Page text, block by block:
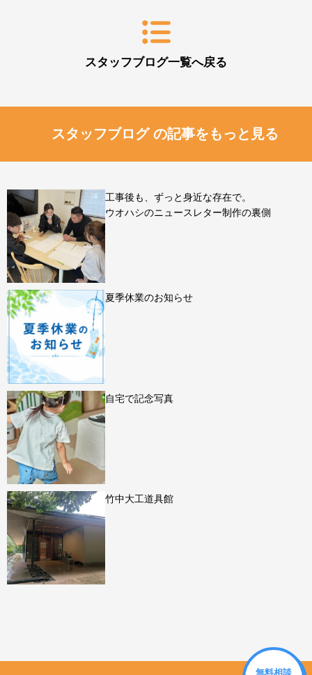
スタッフブログ一覧へ戻る
スタッフブログ の記事をもっと見る
工事後も、ずっと身近な存在で。
ウオハシのニュースレター制作の裏側
夏季休業のお知らせ
自宅で記念写真
竹中大工道具館